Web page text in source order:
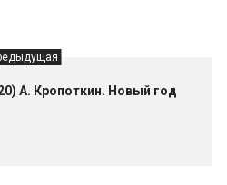
А. Кропоткин. Новый год